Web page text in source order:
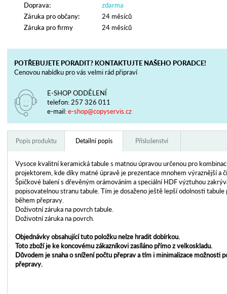
Doprava:
zdarma
Záruka pro občany:
24 měsíců
Záruka pro firmy
24 měsíců
POTŘEBUJETE PORADIT? KONTAKTUJTE NAŠEHO PORADCE!
Cenovou nabídku pro vás velmi rád připraví
E-SHOP ODDĚLENÍ
telefon: 257 326 011
e-mail:e-shop@copyservis.cz
Popis produktu Detailní popis Příslušenství
Vysoce kvalitní keramická tabule s matnou úpravou určenou pro
projektorem, kde díky matné úpravě je prezentace mnohem výraznější a
Špičkové balení s dřevěným orámováním a speciální HDF výztuhou
popisovatelnou stranu tabule. Tím je dosaženo ještě lepší odolnosti
během přepravy.
Doživotní záruka na povrch tabule.
Doživotní záruka na povrch.
Objednávky obsahující tuto položku nelze hradit dobírkou.
Toto zboží je ke koncovému zákazníkovi zasíláno přímo z velkoskladu.
Důvodem je snaha o snížení počtu přeprav a tím i minimalizace možnosti
přepravy.